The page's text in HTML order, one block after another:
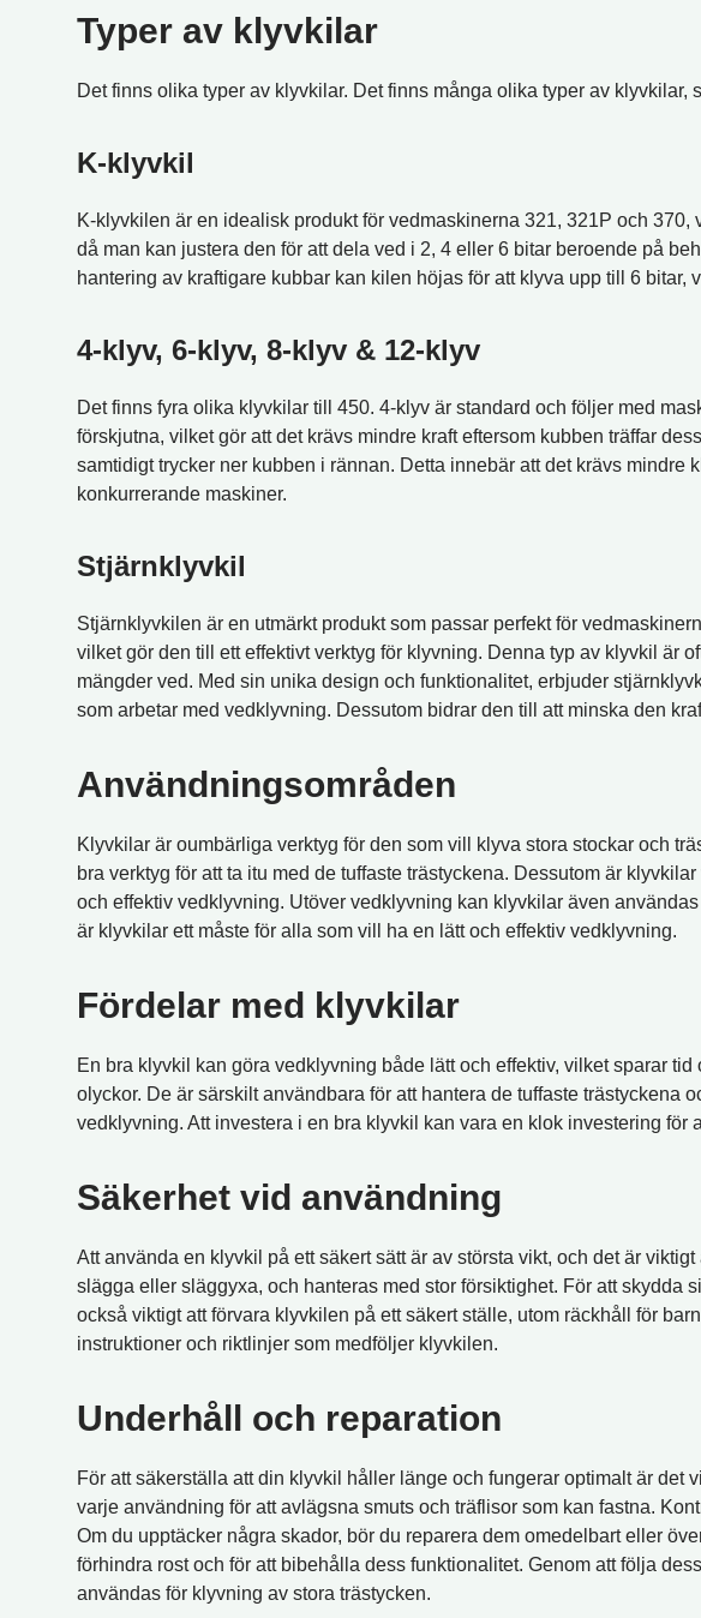
Typer av klyvkilar
Det finns olika typer av klyvkilar. Det finns många olika typer av klyvkilar,
K-klyvkil
K-klyvkilen är en idealisk produkt för vedmaskinerna 321, 321P och
då man kan justera den för att dela ved i 2, 4 eller 6 bitar beroende på
hantering av kraftigare kubbar kan kilen höjas för att klyva upp till 6
4-klyv, 6-klyv, 8-klyv & 12-klyv
Det finns fyra olika klyvkilar till 450. 4-klyv är standard och följer med
förskjutna, vilket gör att det krävs mindre kraft eftersom kubben träffar
samtidigt trycker ner kubben i rännan. Detta innebär att det krävs
konkurrerande maskiner.
Stjärnklyvkil
Stjärnklyvkilen är en utmärkt produkt som passar perfekt för
vilket gör den till ett effektivt verktyg för klyvning. Denna typ av klyvkil är
mängder ved. Med sin unika design och funktionalitet, erbjuder
som arbetar med vedklyvning. Dessutom bidrar den till att minska den
Användningsområden
Klyvkilar är oumbärliga verktyg för den som vill klyva stora stockar och
bra verktyg för att ta itu med de tuffaste trästyckena. Dessutom är
och effektiv vedklyvning. Utöver vedklyvning kan klyvkilar även
är klyvkilar ett måste för alla som vill ha en lätt och effektiv vedklyvning.
Fördelar med klyvkilar
En bra klyvkil kan göra vedklyvning både lätt och effektiv, vilket sparar
olyckor. De är särskilt användbara för att hantera de tuffaste trästyckena
vedklyvning. Att investera i en bra klyvkil kan vara en klok investering
Säkerhet vid användning
Att använda en klyvkil på ett säkert sätt är av största vikt, och det är
slägga eller släggyxa, och hanteras med stor försiktighet. För att
också viktigt att förvara klyvkilen på ett säkert ställe, utom räckhåll för
instruktioner och riktlinjer som medföljer klyvkilen.
Underhåll och reparation
För att säkerställa att din klyvkil håller länge och fungerar optimalt är
varje användning för att avlägsna smuts och träflisor som kan fastna.
Om du upptäcker några skador, bör du reparera dem omedelbart eller
förhindra rost och för att bibehålla dess funktionalitet. Genom att följa
användas för klyvning av stora trästycken.